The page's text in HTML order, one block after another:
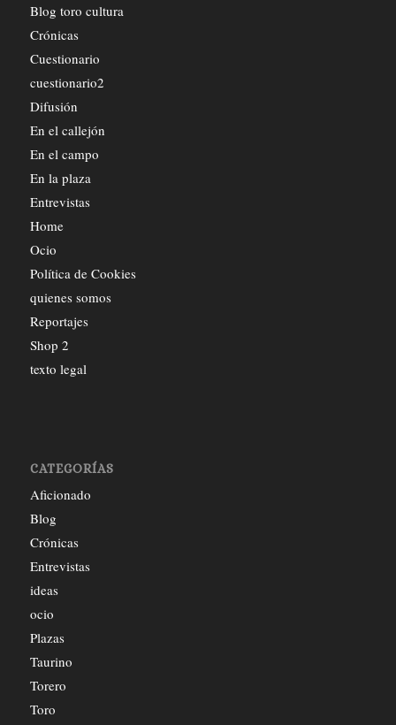
Blog toro cultura
Crónicas
Cuestionario
cuestionario2
Difusión
En el callejón
En el campo
En la plaza
Entrevistas
Home
Ocio
Política de Cookies
quienes somos
Reportajes
Shop 2
texto legal
CATEGORÍAS
Aficionado
Blog
Crónicas
Entrevistas
ideas
ocio
Plazas
Taurino
Torero
Toro